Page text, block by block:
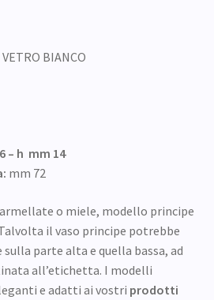
BIANCO
– h mm 14
mm 72
o miele, modello principe
il vaso principe potrebbe
parte alta e quella bassa, ad
all’etichetta. I modelli
e adatti ai vostri prodotti